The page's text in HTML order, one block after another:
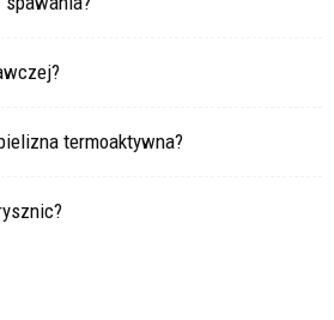
termoaktywna?